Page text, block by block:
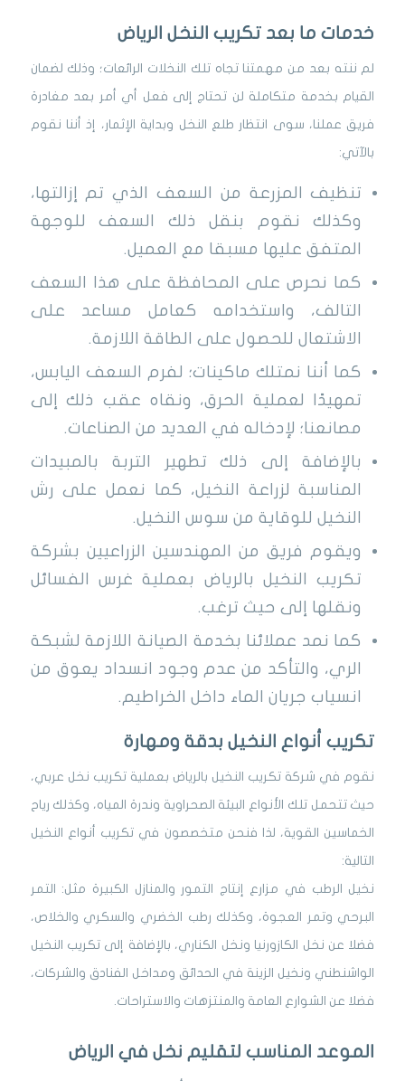
خدمات ما بعد تكريب النخل الرياض
لم ننته بعد من مهمتنا تجاه تلك النخلات الرائعات؛ وذلك لضمان
القيام بخدمة متكاملة لن تحتاج إلى فعل أي أمر بعد مغادرة
فريق عملنا، سوى انتظار طلع النخل وبداية الإثمار، إذ أننا نقوم
بالآتي:
تنظيف المزرعة من السعف الذي تم إزالتها،
وكذلك نقوم بنقل ذلك السعف للوجهة
المتفق عليها مسبقا مع العميل.
كما نحرص على المحافظة على هذا السعف
التالف، واستخدامه كعامل مساعد على
الاشتعال للحصول على الطاقة اللازمة.
كما أننا نمتلك ماكينات؛ لفرم السعف اليابس،
تمهيدًا لعملية الحرق، ونقاه عقب ذلك إلى
مصانعنا؛ لإدخاله في العديد من الصناعات.
بالإضافة إلى ذلك تطهير التربة بالمبيدات
المناسبة لزراعة النخيل، كما نعمل على رش
النخيل للوقاية من سوس النخيل.
ويقوم فريق من المهندسين الزراعيين بشركة
تكريب النخيل بالرياض بعملية غرس الفسائل
ونقلها إلى حيث ترغب.
كما نمد عملائنا بخدمة الصيانة اللازمة لشبكة
الري، والتأكد من عدم وجود انسداد يعوق من
انسياب جريان الماء داخل الخراطيم.
تكريب أنواع النخيل بدقة ومهارة
نقوم في شركة تكريب النخيل بالرياض بعملية تكريب نخل عربي،
حيث تتحمل تلك الأنواع البيئة الصحراوية وندرة المياه، وكذلك رياح
الخماسين القوية، لذا فنحن متخصصون في تكريب أنواع النخيل
التالية:
نخيل الرطب في مزارع إنتاج التمور والمنازل الكبيرة مثل: التمر
البرحي وتمر العجوة، وكذلك رطب الخضري والسكري والخلاص،
فضلا عن نخل الكازورنيا ونخل الكناري، بالإضافة إلى تكريب النخيل
الواشنطني ونخيل الزينة في الحدائق ومداخل الفنادق والشركات،
فضلا عن الشوارع العامة والمنتزهات والاستراحات.
الموعد المناسب لتقليم نخل في الرياض